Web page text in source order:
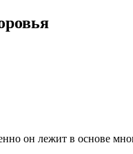
он лежит в основе